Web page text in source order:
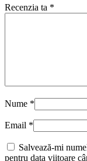
Recenzia ta *
Nume *
Email *
Salvează-mi
pentru data viitoare